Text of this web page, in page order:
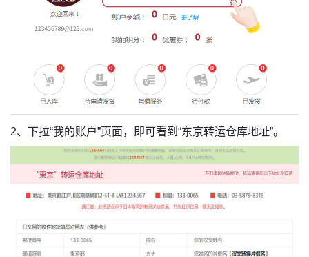
2、下拉“我的账户”页面，即可看到“东京转运仓库地址”。